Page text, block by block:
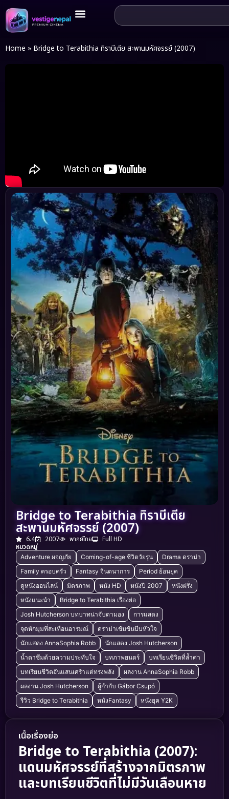
Home » Bridge to Terabithia ทิราบีเตีย สะพานมหัศจรรย์ (2007)
Bridge to Terabithia ทิราบีเตีย
สะพานมหัศจรรย์ (2007)
6.4 2007 พากย์ไทย
Full HD
หมวดหมู่
Adventure ผจญภัย Coming-of-age ชีวิตวัยรุ่น
Drama ดราม่า
Family ครอบครัว
Fantasy จินตนาการ
Period ย้อนยุค
ดูหนังออนไลน์
มิตรภาพ หนัง HD หนังปี 2007
หนังฝรั่ง
หนังแนะนำ
Bridge to Terabithia เรื่องย่อ
Josh Hutcherson บทบาทน่าจับตามอง
การแสดง
จุดหักมุมที่สะเทือนอารมณ์
ดราม่าเข้มข้นบีบหัวใจ
นักแสดง AnnaSophia Robb
นักแสดง Josh Hutcherson
น้ำตาซึมด้วยความประทับใจ
บทภาพยนตร์
บทเรียนชีวิตที่ล้ำค่า
บทเรียนชีวิตอันแสนเศร้าแต่ทรงพลัง
ผลงาน AnnaSophia Robb
ผลงาน Josh Hutcherson
ผู้กำกับ Gábor Csupó
รีวิว Bridge to Terabithia
หนังFantasy หนังยุค Y2K
เนื้อเรื่องย่อ
Bridge to Terabithia (2007):
แดนมหัศจรรย์ที่สร้างจากมิตรภาพ
และบทเรียนชีวิตที่ไม่มีวันเลือนหาย